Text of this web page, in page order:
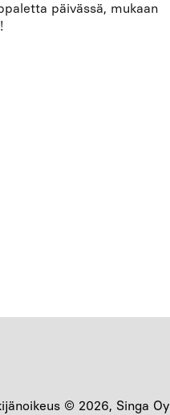
päivässä, mukaan
© 2026, Singa Oy